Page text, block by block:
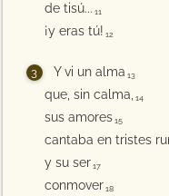
de tisú... 11
¡y eras tú! 12
Y vi un alma 13
que, sin calma, 14
sus amores 15
cantaba en tristes
y su ser 17
conmover 18